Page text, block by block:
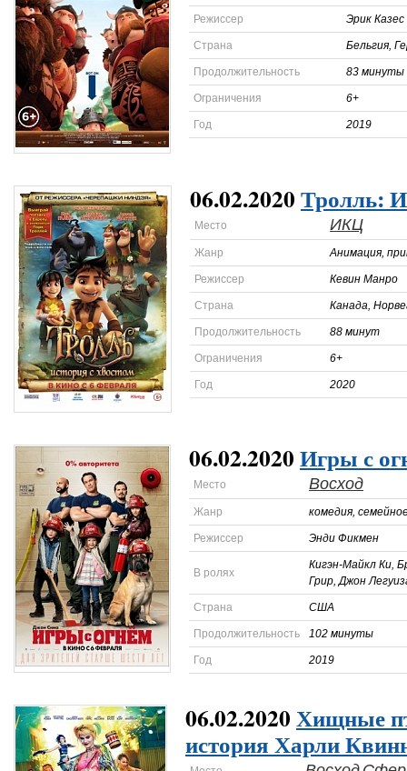
Режиссер Эрик Казес
Страна Бельгия,
Продолжительность 83 минуты
Ограничения 6+
Год 2019
06.02.2020Тролль:
Место ИКЦ
Жанр Анимация,
Режиссер Кевин Манро
Страна Канада,
Продолжительность 88 минут
Ограничения 6+
Год 2020
06.02.2020Игры с
Место Восход
Жанр комедия,
Режиссер Энди Фикмен
В ролях
Кигэн-Майкл Ки,
Грир, Джон
Страна США
Продолжительность 102 минуты
Год 2019
06.02.2020Хищные
история Харли